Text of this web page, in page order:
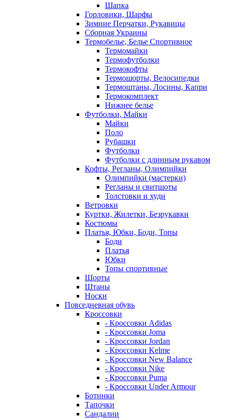
Шапка
Горловики, Шарфы
Зимние Перчатки, Рукавицы
Сборная Украины
Термобелье, Белье Спортивное
Термомайки
Термофутболки
Термокофты
Термошорты, Велосипедки
Термоштаны, Лосины, Капри
Термокомплект
Нижнее белье
Футболки, Майки
Майки
Поло
Рубашки
Футболки
Футболки с длинным рукавом
Кофты, Регланы, Олимпийки
Олимпийки (мастерки)
Регланы и свитшоты
Толстовки и худи
Ветровки
Куртки, Жилетки, Безрукавки
Костюмы
Платья, Юбки, Боди, Топы
Боди
Платья
Юбки
Топы спортивные
Шорты
Штаны
Носки
Повседневная обувь
Кроссовки
- Кроссовки Adidas
- Кроссовки Joma
- Кроссовки Jordan
- Кроссовки Kelme
- Кроссовки New Balance
- Кроссовки Nike
- Кроссовки Puma
- Кроссовки Under Armour
Ботинки
Тапочки
Сандалии